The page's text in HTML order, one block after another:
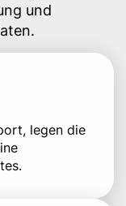
und
legen die